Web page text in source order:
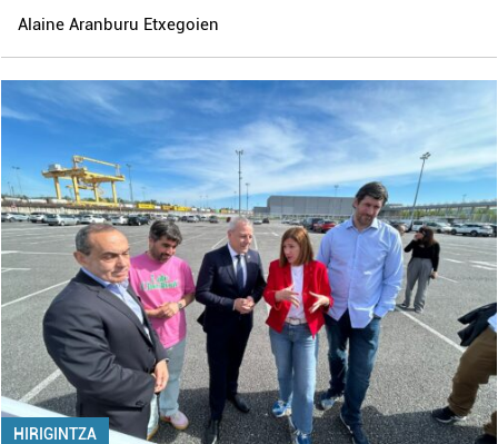
Alaine Aranburu Etxegoien
HIRIGINTZA